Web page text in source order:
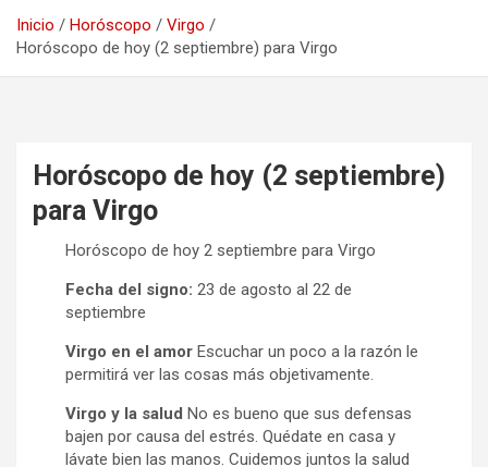
Inicio Horóscopo
Virgo
Horóscopo de hoy (2 septiembre) para Virgo
Horóscopo de hoy (2 septiembre)
para Virgo
Horóscopo de hoy 2 septiembre para Virgo
Fecha del signo: 23 de agosto al 22 de
septiembre
Virgo en el amor Escuchar un poco a la razón le
permitirá ver las cosas más objetivamente.
Virgo y la salud No es bueno que sus defensas
bajen por causa del estrés. Quédate en casa y
lávate bien las manos. Cuidemos juntos la salud